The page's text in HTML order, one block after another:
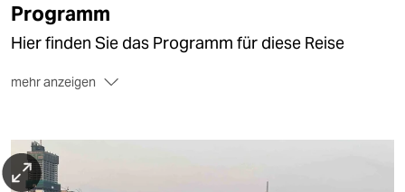
Programm
Hier finden Sie das Programm für diese Reise
mehr anzeigen
1. Tag